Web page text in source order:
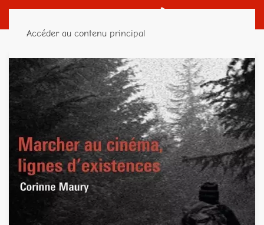
Accéder au contenu principal